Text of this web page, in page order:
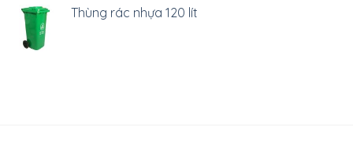
Thùng rác nhựa 120 lít